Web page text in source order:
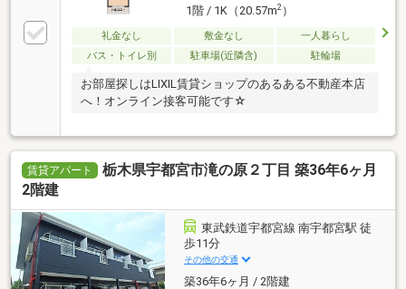
1階 / 1K（20.57m2）
礼金なし 敷金なし
一人暮らし
バス・トイレ別
駐車場(近隣含) 駐輪場
お部屋探しはLIXIL賃貸ショップのあるある不動産本店
へ！オンライン接客可能です☆
賃貸アパート
栃木県宇都宮市滝の原２丁目 築36年6ヶ月
2階建
東武鉄道宇都宮線 南宇都宮駅 徒
歩11分
その他の交通
築36年6ヶ月 / 2階建